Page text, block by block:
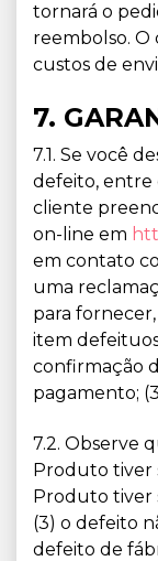
tornará o
reembolso. O
custos de
7.
7.1. Se você
defeito, entre
cliente
on-line em
em contato
uma
para
item
confirmação
pagamento;
7.2. Observe
Produto tiver
Produto tiver
(3) o defeito
defeito de